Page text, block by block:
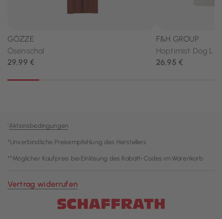
¹Aktionsbedingungen
*Unverbindliche Preisempfehlung des Herstellers
**Möglicher Kaufpreis bei Einlösung des Rabatt-Codes im Warenkorb
Vertrag widerrufen